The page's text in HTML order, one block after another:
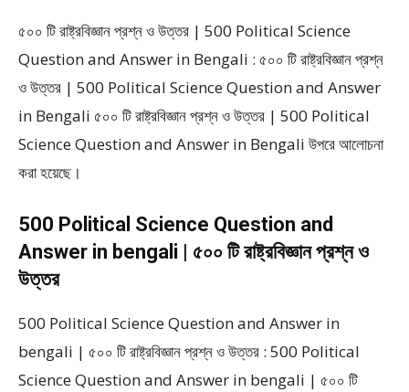
৫০০ টি রাষ্ট্রবিজ্ঞান প্রশ্ন ও উত্তর | 500 Political Science
Question and Answer in Bengali : ৫০০ টি রাষ্ট্রবিজ্ঞান প্রশ্ন
ও উত্তর | 500 Political Science Question and Answer
in Bengali ৫০০ টি রাষ্ট্রবিজ্ঞান প্রশ্ন ও উত্তর | 500 Political
Science Question and Answer in Bengali উপরে আলোচনা
করা হয়েছে।
500 Political Science Question and
Answer in bengali | ৫০০ টি রাষ্ট্রবিজ্ঞান প্রশ্ন ও
উত্তর
500 Political Science Question and Answer in
bengali | ৫০০ টি রাষ্ট্রবিজ্ঞান প্রশ্ন ও উত্তর : 500 Political
Science Question and Answer in bengali | ৫০০ টি